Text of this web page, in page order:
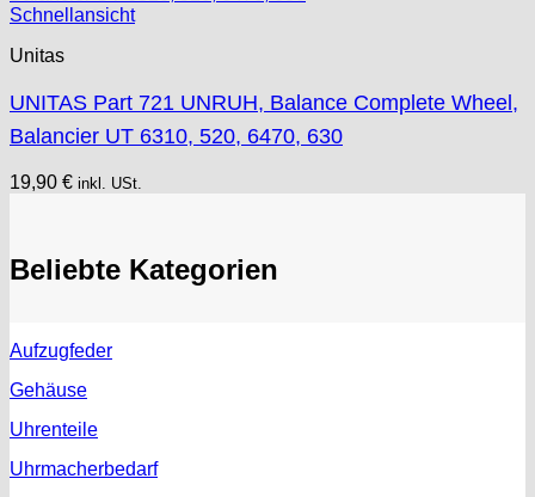
Schnellansicht
Unitas
UNITAS Part 721 UNRUH, Balance Complete Wheel,
Balancier UT 6310, 520, 6470, 630
19,90 € inkl. USt.
Beliebte Kategorien
Aufzugfeder
Gehäuse
Uhrenteile
Uhrmacherbedarf